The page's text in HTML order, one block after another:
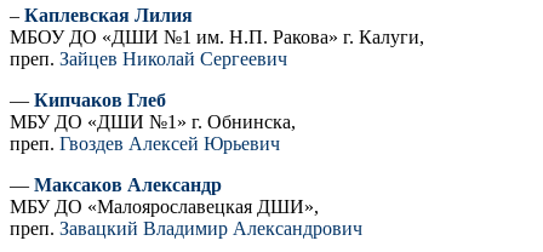
– Каплевская Лилия
МБОУ ДО «ДШИ №1 им. Н.П. Ракова» г. Калуги,
преп. Зайцев Николай Сергеевич
— Кипчаков Глеб
МБУ ДО «ДШИ №1» г. Обнинска,
преп. Гвоздев Алексей Юрьевич
— Максаков Александр
МБУ ДО «Малоярославецкая ДШИ»,
преп. Завацкий Владимир Александрович